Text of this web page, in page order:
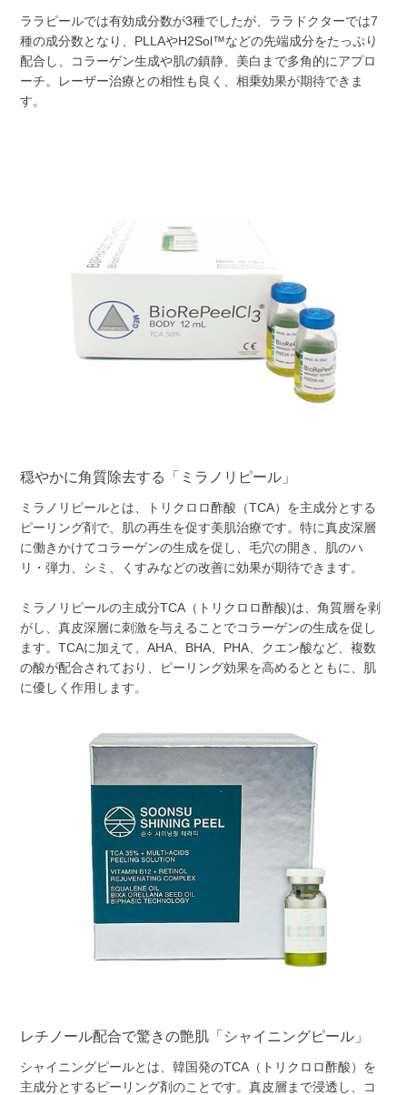
ララピールでは有効成分数が3種でしたが、ララドクターでは7
種の成分数となり、PLLAやH2Sol™などの先端成分をたっぷり
配合し、コラーゲン生成や肌の鎮静、美白まで多角的にアプロ
ーチ。レーザー治療との相性も良く、相乗効果が期待できま
す。
穏やかに角質除去する「ミラノリピール」
ミラノリピールとは、トリクロロ酢酸（TCA）を主成分とする
ピーリング剤で、肌の再生を促す美肌治療です。特に真皮深層
に働きかけてコラーゲンの生成を促し、毛穴の開き、肌のハ
リ・弾力、シミ、くすみなどの改善に効果が期待できます。
ミラノリピールの主成分TCA（トリクロロ酢酸)は、角質層を剥
がし、真皮深層に刺激を与えることでコラーゲンの生成を促し
ます。TCAに加えて、AHA、BHA、PHA、クエン酸など、複数
の酸が配合されており、ピーリング効果を高めるとともに、肌
に優しく作用します。
レチノール配合で驚きの艶肌「シャイニングピール」
シャイニングピールとは、韓国発のTCA（トリクロロ酢酸）を
主成分とするピーリング剤のことです。真皮層まで浸透し、コ